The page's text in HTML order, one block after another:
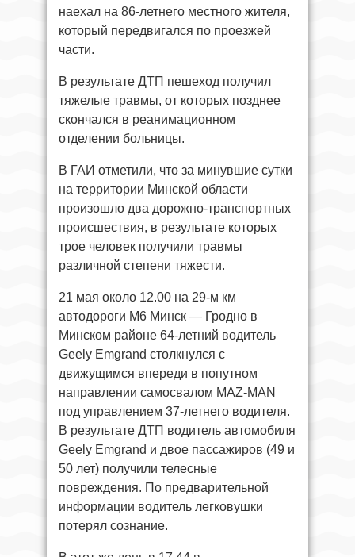
наехал на 86-летнего местного жителя,
который передвигался по проезжей
части.
В результате ДТП пешеход получил
тяжелые травмы, от которых позднее
скончался в реанимационном
отделении больницы.
В ГАИ отметили, что за минувшие сутки
на территории Минской области
произошло два дорожно-транспортных
происшествия, в результате которых
трое человек получили травмы
различной степени тяжести.
21 мая около 12.00 на 29-м км
автодороги М6 Минск — Гродно в
Минском районе 64-летний водитель
Geely Emgrand столкнулся с
движущимся впереди в попутном
направлении самосвалом MAZ-MAN
под управлением 37-летнего водителя.
В результате ДТП водитель автомобиля
Geely Emgrand и двое пассажиров (49 и
50 лет) получили телесные
повреждения. По предварительной
информации водитель легковушки
потерял сознание.